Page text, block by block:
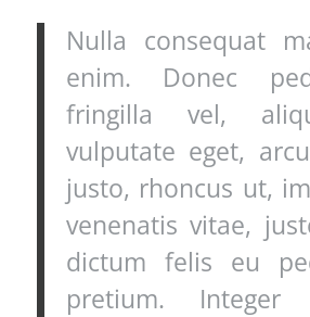
Nulla consequat
enim. Donec
fringilla vel,
vulputate eget,
justo, rhoncus ut,
venenatis vitae,
dictum felis eu
pretium. Integer